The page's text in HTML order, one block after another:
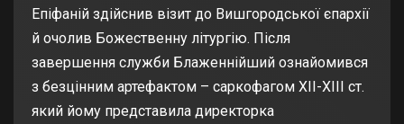
Епіфаній здійснив візит до Вишгородської єпархії
й очолив Божественну літургію. Після
завершення служби Блаженнійший ознайомився
з безцінним артефактом – саркофагом ХІІ-ХІІІ ст.
який йому представила директорка